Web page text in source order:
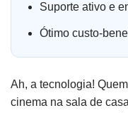
Suporte ativo e
Ótimo custo-
Ah, a tecnologia!
cinema na sala de